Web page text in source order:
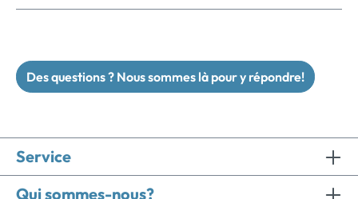
Des questions ? Nous sommes là pour y répondre!
Service
Qui sommes-nous?